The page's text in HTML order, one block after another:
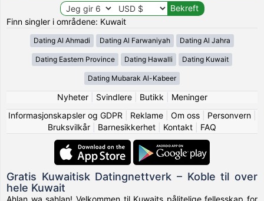
Finn singler i områdene: Kuwait
Dating Al Ahmadi Dating Al Farwaniyah Dating Al Jahra
Dating Eastern Province Dating Hawalli Dating Kuwait
Dating Mubarak Al-Kabeer
Nyheter| Svindlere| Butikk
Meninger
Informasjonskapsler og GDPR
Reklame| Om oss| Personvern|
Bruksvilkår
Barnesikkerhet Kontakt FAQ
Gratis Kuwaitisk Datingnettverk – Koble til over
hele Kuwait
Ahlan wa sahlan! Velkommen til Kuwaits pålitelige fellesskap for